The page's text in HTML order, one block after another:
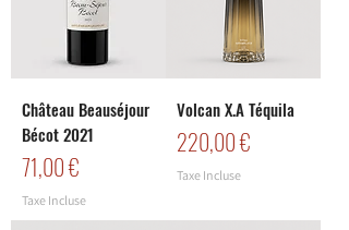
Château Beauséjour
Bécot 2021
Prix
71,00 €
Taxe Incluse
Volcan X.A Téquila
Prix
220,00 €
Taxe Incluse